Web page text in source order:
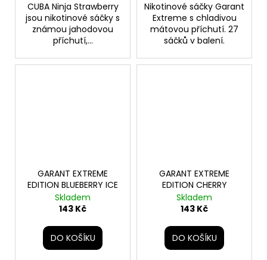
CUBA Ninja Strawberry
jsou nikotinové sáčky s
známou jahodovou
příchutí,...
Nikotinové sáčky Garant
Extreme s chladivou
mátovou příchutí. 27
sáčků v balení.
GARANT EXTREME
EDITION BLUEBERRY ICE
Skladem
143 Kč
DO KOŠÍKU
GARANT EXTREME
EDITION CHERRY
Skladem
143 Kč
DO KOŠÍKU